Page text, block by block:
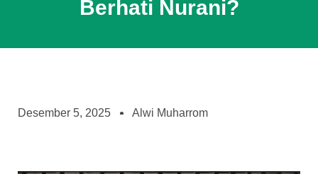
Berhati Nurani?
Desember 5, 2025 Alwi Muharrom